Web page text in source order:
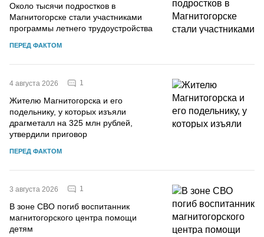
Около тысячи подростков в
Магнитогорске стали участниками
программы летнего трудоустройства
ПЕРЕД ФАКТОМ
4 августа 2026 1
Жителю Магнитогорска и его
подельнику, у которых изъяли
драгметалл на 325 млн рублей,
утвердили приговор
ПЕРЕД ФАКТОМ
3 августа 2026 1
В зоне СВО погиб воспитанник
магнитогорского центра помощи
детям